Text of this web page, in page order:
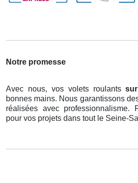
Notre promesse
Avec nous, vos volets roulants
bonnes mains. Nous garantissons
réalisées avec professionnalisme.
pour vos projets dans tout le Seine-